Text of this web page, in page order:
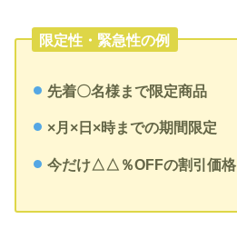
限定性・緊急性の例
先着〇名様まで限定商品
×月×日×時までの期間限定
今だけ△△％OFFの割引価格